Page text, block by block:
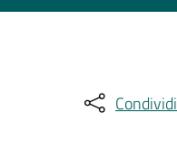
Condividi